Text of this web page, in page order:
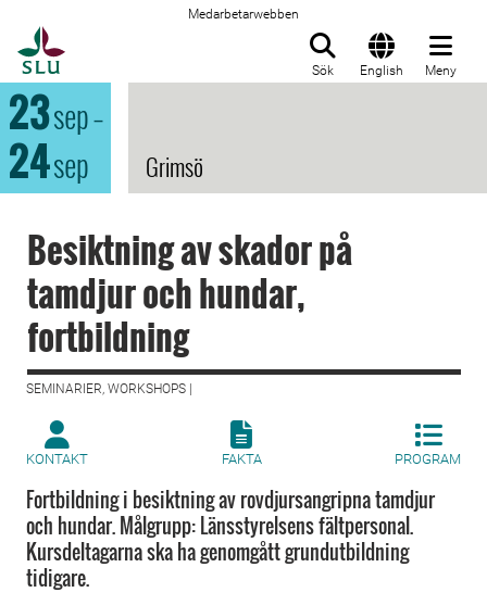
Medarbetarwebben
Sök English Meny
23sep–
24sep Grimsö
Besiktning av skador på
tamdjur och hundar,
fortbildning
SEMINARIER, WORKSHOPS |
KONTAKT FAKTA PROGRAM
Fortbildning i besiktning av rovdjursangripna tamdjur
och hundar. Målgrupp: Länsstyrelsens fältpersonal.
Kursdeltagarna ska ha genomgått grundutbildning
tidigare.